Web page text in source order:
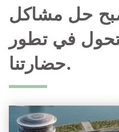
حل مشاكل
في تطور
حضارتنا.